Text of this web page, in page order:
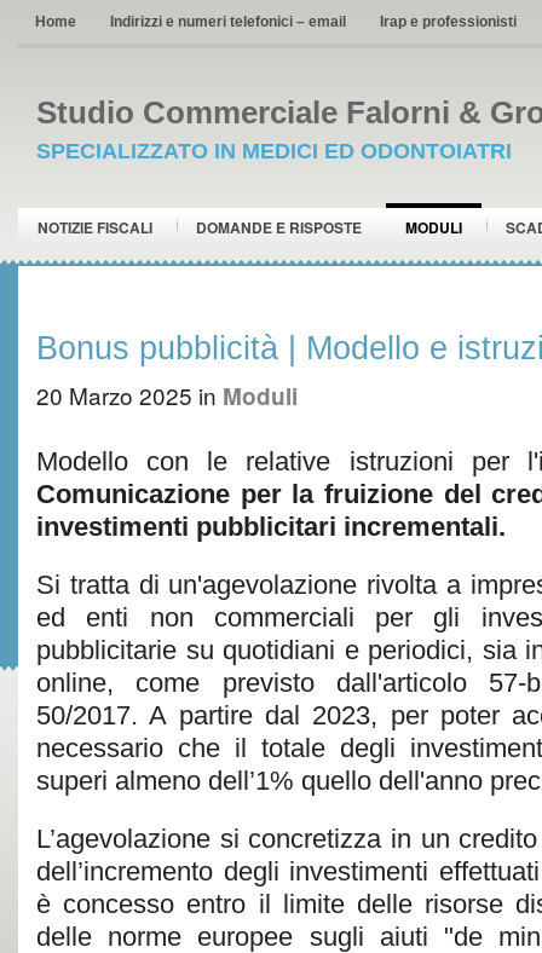
Home Indirizzi e numeri telefonici – email Irap e professionisti
Studio Commerciale Falorni &
SPECIALIZZATO IN MEDICI ED ODONTOIATRI
NOTIZIE FISCALI DOMANDE E RISPOSTE MODULI
Bonus pubblicità | Modello e
20 Marzo 2025 in Moduli
Modello con le relative istruzioni per
Comunicazione per la fruizione del
investimenti pubblicitari incrementali.
Si tratta di un'agevolazione rivolta a
ed enti non commerciali per gli
pubblicitarie su quotidiani e periodici, sia
online, come previsto dall'articolo 57-
50/2017. A partire dal 2023, per poter
necessario che il totale degli
superi almeno dell’1% quello dell'anno
L’agevolazione si concretizza in un
dell’incremento degli investimenti
è concesso entro il limite delle risorse
delle norme europee sugli aiuti "de